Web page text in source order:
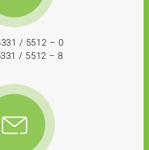
/ 5512 – 0
/ 5512 – 8